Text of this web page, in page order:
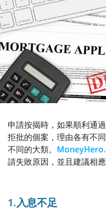
申請按揭時，如果順利通
拒批的個案，理由各有不
不同的大類。
請失敗原因，並且建議相
1.入息不足